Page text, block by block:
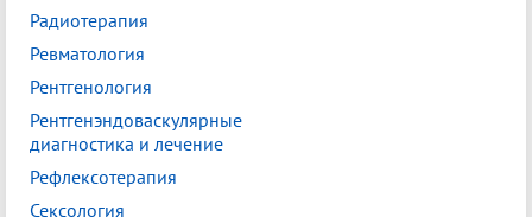
Радиотерапия
Ревматология
Рентгенология
Рентгенэндоваскулярные
диагностика и лечение
Рефлексотерапия
Сексология